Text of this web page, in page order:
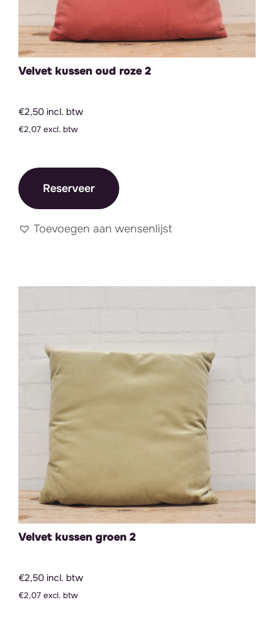
Velvet kussen oud roze 2
€2,50 incl. btw
€2,07 excl. btw
Reserveer
Toevoegen aan wensenlijst
Velvet kussen groen 2
€2,50 incl. btw
€2,07 excl. btw